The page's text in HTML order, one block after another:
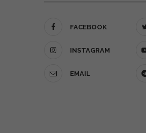
FACEBOOK
INSTAGRAM
EMAIL